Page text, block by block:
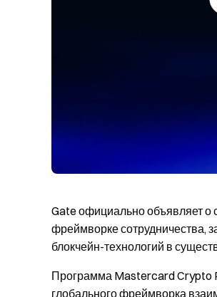
Gate официально объявляет
фреймворке сотрудничества,
блокчейн-технологий в
Программа Mastercard Crypto
глобального фреймворка